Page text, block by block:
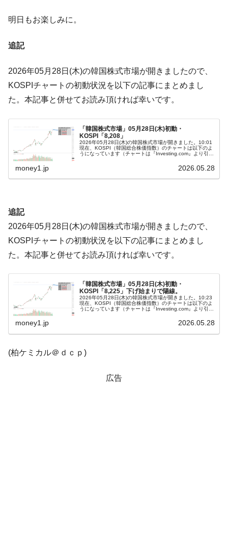
『Money1』
JPモルガン「韓国レバレッジETFの清算は
『Money1』
韓国政府「ニセＫ-ブランドを通報しようキ
ャンペーン」⇒ あの名物教授も登場！
ぎ」では。
『Money1』
韓国鉄鋼最大手『POSCO』ズブズブ沈む。
営業利益80.2％も減少
『Money1』
米国下院「韓国の公務員個人をターゲット
にぶん殴る法案」提出！⇒ クーパン問題は合衆国企業に対
他人事のような発言。
Fact1
日本の誇る海洋資源調査船『白嶺』は先進技術の
塊！
Fact1
夏の甲子園、優勝校を最も多く輩出している都道
今話題の「楽天ライオンズ」とは？
Fact1 奇跡の毛色「白毛馬」とは？
Fact1
全て勝つといくら？ 競馬GI競走で勝利騎手がもら
える賞金とは？
Fact1 平成仮面ライダーの意外すぎるモチーフとは？
明日もお楽しみに。
追記
2026年05月28日(木)の韓国株式市場が開きましたので、
KOSPIチャートの初動状況を以下の記事にまとめまし
た。本記事と併せてお読み頂ければ幸いです。
「韓国株式市場」05月28日(木)初動・
KOSPI「8,208」
2026年05月28日(木)の韓国株式市場が開きました。10:01
現在、KOSPI（韓国総合株価指数）のチャートは以下のよ
うになっています（チャートは『Investing.com』より引
money1.jp 2026.05.28
追記
2026年05月28日(木)の韓国株式市場が開きましたので、
KOSPIチャートの初動状況を以下の記事にまとめまし
た。本記事と併せてお読み頂ければ幸いです。
「韓国株式市場」05月28日(木)初動・
KOSPI「8,225」下げ始まりで陽線。
2026年05月28日(木)の韓国株式市場が開きました。10:23
現在、KOSPI（韓国総合株価指数）のチャートは以下のよ
うになっています（チャートは『Investing.com』より引
money1.jp 2026.05.28
(柏ケミカル＠ｄｃｐ)
広告